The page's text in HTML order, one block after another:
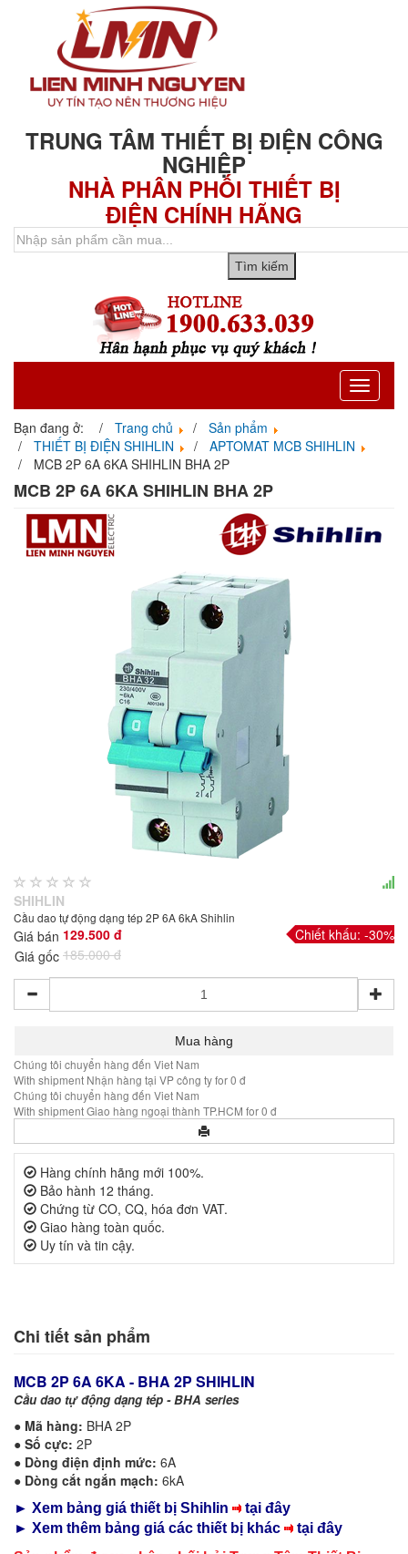
TRUNG TÂM THIẾT BỊ ĐIỆN CÔNG
NGHIỆP
NHÀ PHÂN PHỐI THIẾT BỊ
ĐIỆN CHÍNH HÃNG
Toggle
Bạn đang ở: Trang chủ
Sản phẩm
THIẾT BỊ ĐIỆN SHIHLIN
APTOMAT MCB SHIHLIN
MCB 2P 6A 6KA SHIHLIN BHA 2P
MCB 2P 6A 6KA SHIHLIN BHA 2P
SHIHLIN
Cầu dao tự động dạng tép 2P 6A 6kA Shihlin
Giá bán 129.500 đ
Giá gốc 185.000 đ
Chiết khấu: -30%
Chúng tôi chuyển hàng đến Viet Nam
With shipment Nhận hàng tại VP công ty for 0 đ
Chúng tôi chuyển hàng đến Viet Nam
With shipment Giao hàng ngoại thành TP.HCM for 0 đ
Hàng chính hãng mới 100%.
Bảo hành 12 tháng.
Chứng từ CO, CQ, hóa đơn VAT.
Giao hàng toàn quốc.
Uy tín và tin cậy.
Chi tiết sản phẩm
MCB 2P 6A 6KA - BHA 2P SHIHLIN
Cầu dao tự động dạng tép - BHA series
● Mã hàng: BHA 2P
● Số cực: 2P
● Dòng điện định mức: 6A
● Dòng cắt ngắn mạch: 6kA
► Xem bảng giá thiết bị Shihlin
tại đây
► Xem thêm bảng giá các thiết bị khác
tại đây